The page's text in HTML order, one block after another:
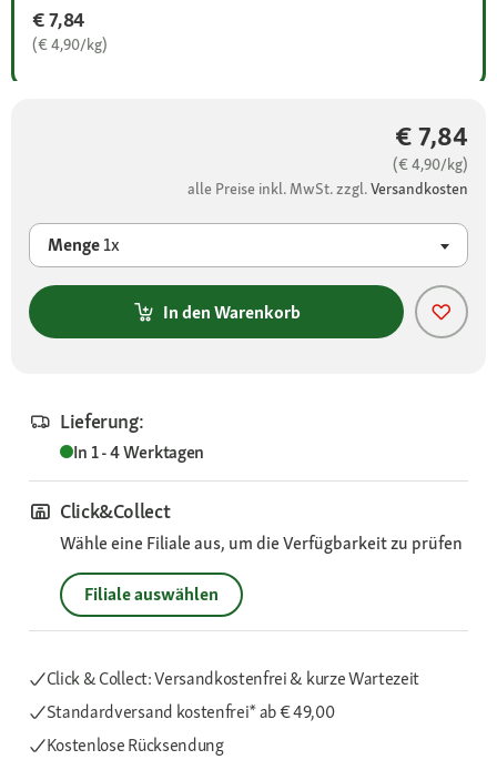
€ 7,84
(€ 4,90/kg)
€ 7,84
(€ 4,90/kg)
alle Preise inkl. MwSt. zzgl.Versandkosten
Menge1x
In den Warenkorb
Lieferung:
In 1 - 4 Werktagen
Click&Collect
Wähle eine Filiale aus, um die Verfügbarkeit zu prüfen
Filiale auswählen
Click & Collect: Versandkostenfrei & kurze Wartezeit
Standardversand kostenfrei*ab € 49,00
Kostenlose Rücksendung